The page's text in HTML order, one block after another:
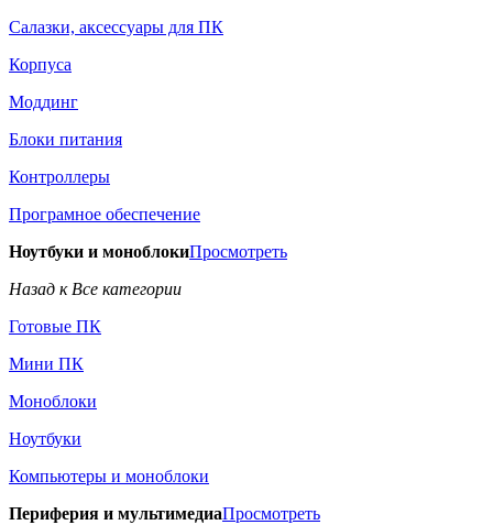
Салазки, аксессуары для ПК
Корпуса
Моддинг
Блоки питания
Контроллеры
Програмное обеспечение
Ноутбуки и моноблокиПросмотреть
Назад к Все категории
Готовые ПК
Мини ПК
Моноблоки
Ноутбуки
Компьютеры и моноблоки
Периферия и мультимедиаПросмотреть